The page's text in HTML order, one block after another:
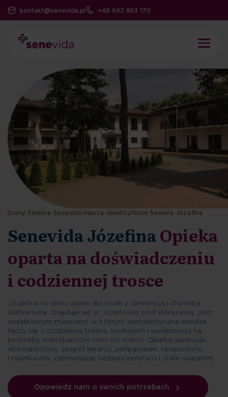
kontakt@senevida.pl +48 692 863 170
Domy Seniora Senevida> Nasze obiekty> Dom Seniora Józefina
Senevida JózefinaOpieka
oparta na doświadczeniu
i codziennej trosce
Józefina to dom opieki dla osób z demencją i chorobą
Alzheimera. Znajduje się w Józefowie pod Warszawą. Jest
wyjątkowym miejscem, w którym specjalistyczna wiedza
łączy się z codzienną troską, spokojem i uważnością na
potrzeby mieszkańców oraz ich rodzin. Opiekę sprawuje
doświadczony zespół lekarzy, pielęgniarek, terapeutów
i opiekunów, zapewniając bezpieczeństwo i stałe wsparcie.
Opowiedz nam o swoich potrzebach